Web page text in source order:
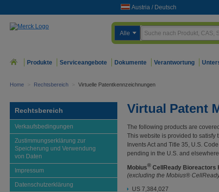
Austria / Deutsch
Alle
Produkte Serviceangebote Dokumente Verantwortung
Home > Rechtsbereich > Virtuelle Patentkennzeichnungen
Rechtsbereich
Verkaufsbedingungen
Zustimmungserklärung zur
Speicherung und Verwendung
von Daten
Impressum
Datenschutzerklärung
Virtual Patent
The following products are
This website is provided to
Invents Act and Title 35, U.S.
pending in the U.S. and
Mobius® CellReady Bioreactors
(excluding the Mobius®
US 7,384,027